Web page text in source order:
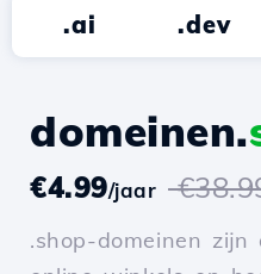
.ai .dev
domeinen.
€4.99/jaar
.shop-domeinen